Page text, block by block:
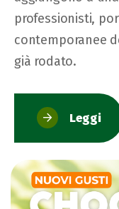
professionisti,
contemporanee
già rodato.
Leggi